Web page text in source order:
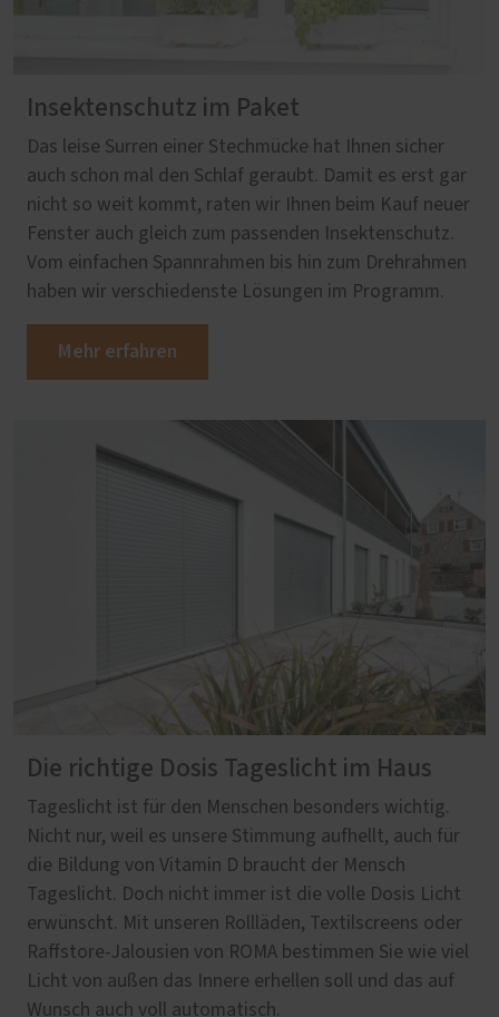
Insektenschutz im Paket
Das leise Surren einer Stechmücke hat Ihnen sicher
auch schon mal den Schlaf geraubt. Damit es erst gar
nicht so weit kommt, raten wir Ihnen beim Kauf neuer
Fenster auch gleich zum passenden Insektenschutz.
Vom einfachen Spannrahmen bis hin zum Drehrahmen
haben wir verschiedenste Lösungen im Programm.
Mehr erfahren
Die richtige Dosis Tageslicht im Haus
Tageslicht ist für den Menschen besonders wichtig.
Nicht nur, weil es unsere Stimmung aufhellt, auch für
die Bildung von Vitamin D braucht der Mensch
Tageslicht. Doch nicht immer ist die volle Dosis Licht
erwünscht. Mit unseren Rollläden, Textilscreens oder
Raffstore-Jalousien von ROMA bestimmen Sie wie viel
Licht von außen das Innere erhellen soll und das auf
Wunsch auch voll automatisch.